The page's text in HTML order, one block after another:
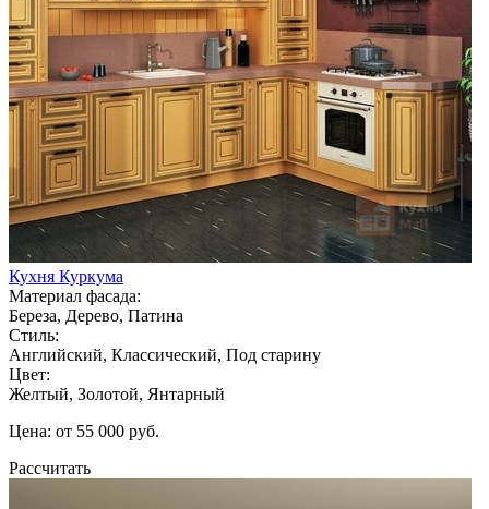
Кухня Куркума
Материал фасада:
Береза, Дерево, Патина
Стиль:
Английский, Классический, Под старину
Цвет:
Желтый, Золотой, Янтарный
Цена: от 55 000 руб.
Рассчитать